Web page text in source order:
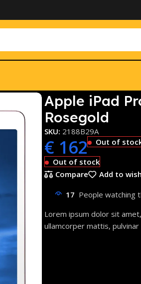
Apple iPad
Rosegold
SKU: 2188B29A
€162
Out of
Out of stock
Compare
Add to
17 People watching
Lorem ipsum dolor sit
ullamcorper mattis, pulvinar